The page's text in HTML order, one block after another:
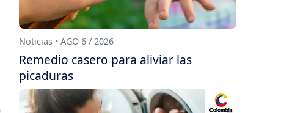
Noticias • AGO 6 / 2026
Remedio casero para aliviar las
picaduras